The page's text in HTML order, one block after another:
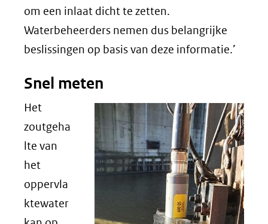
om een inlaat dicht te zetten.
Waterbeheerders nemen dus belangrijke
beslissingen op basis van deze informatie.’
Snel meten
Het
zoutgeha
lte van
het
oppervla
ktewater